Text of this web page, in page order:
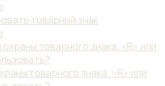
товарный знак
товарного знака: «R» или